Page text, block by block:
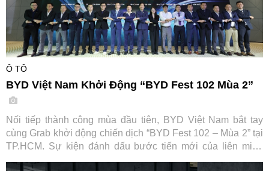
Ô TÔ
BYD Việt Nam Khởi Động “BYD Fest 102 Mùa 2”
Nối tiếp thành công mùa đầu tiên, BYD Việt Nam bắt tay
cùng Grab khởi động chiến dịch “BYD Fest 102 – Mùa 2” tại
TP.HCM. Sự kiện đánh dấu bước tiến mới của liên minh